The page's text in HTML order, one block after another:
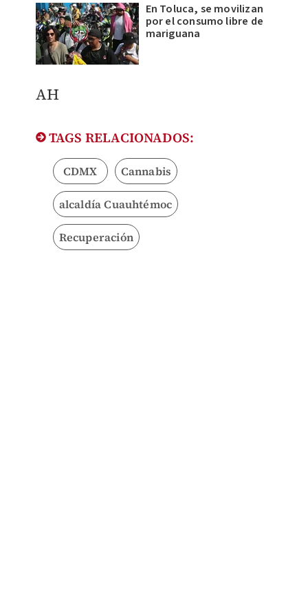
En Toluca, se movilizan
por el consumo libre de
mariguana
​AH
TAGS RELACIONADOS:
CDMX Cannabis
alcaldía Cuauhtémoc
Recuperación